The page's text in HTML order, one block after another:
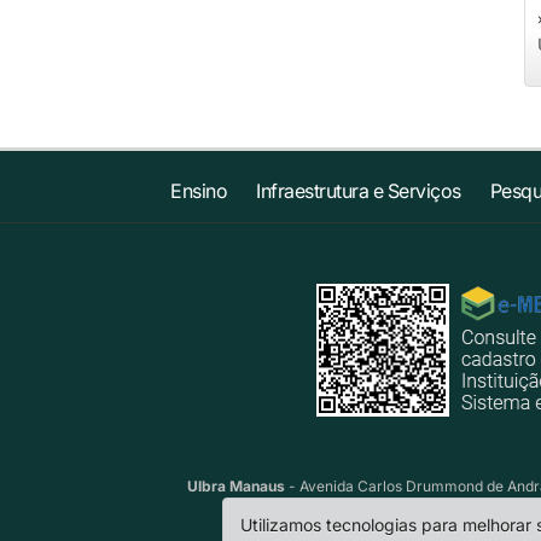
Ensino Infraestrutura e Serviços
Ulbra Manaus - Avenida Carlos Drummond de
Utilizamos tecnologias para